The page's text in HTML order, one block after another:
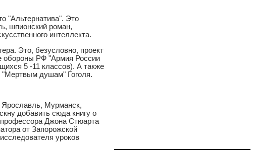
"Альтернатива". Это
шпионский роман,
интеллекта.
Это, безусловно, проект
обороны РФ "Армия России
5 -11 классов). А также
"Мертвым душам" Гоголя.
Ярославль, Мурманск,
добавить сюда книгу о
Джона Стюарта
от Запорожской
уроков